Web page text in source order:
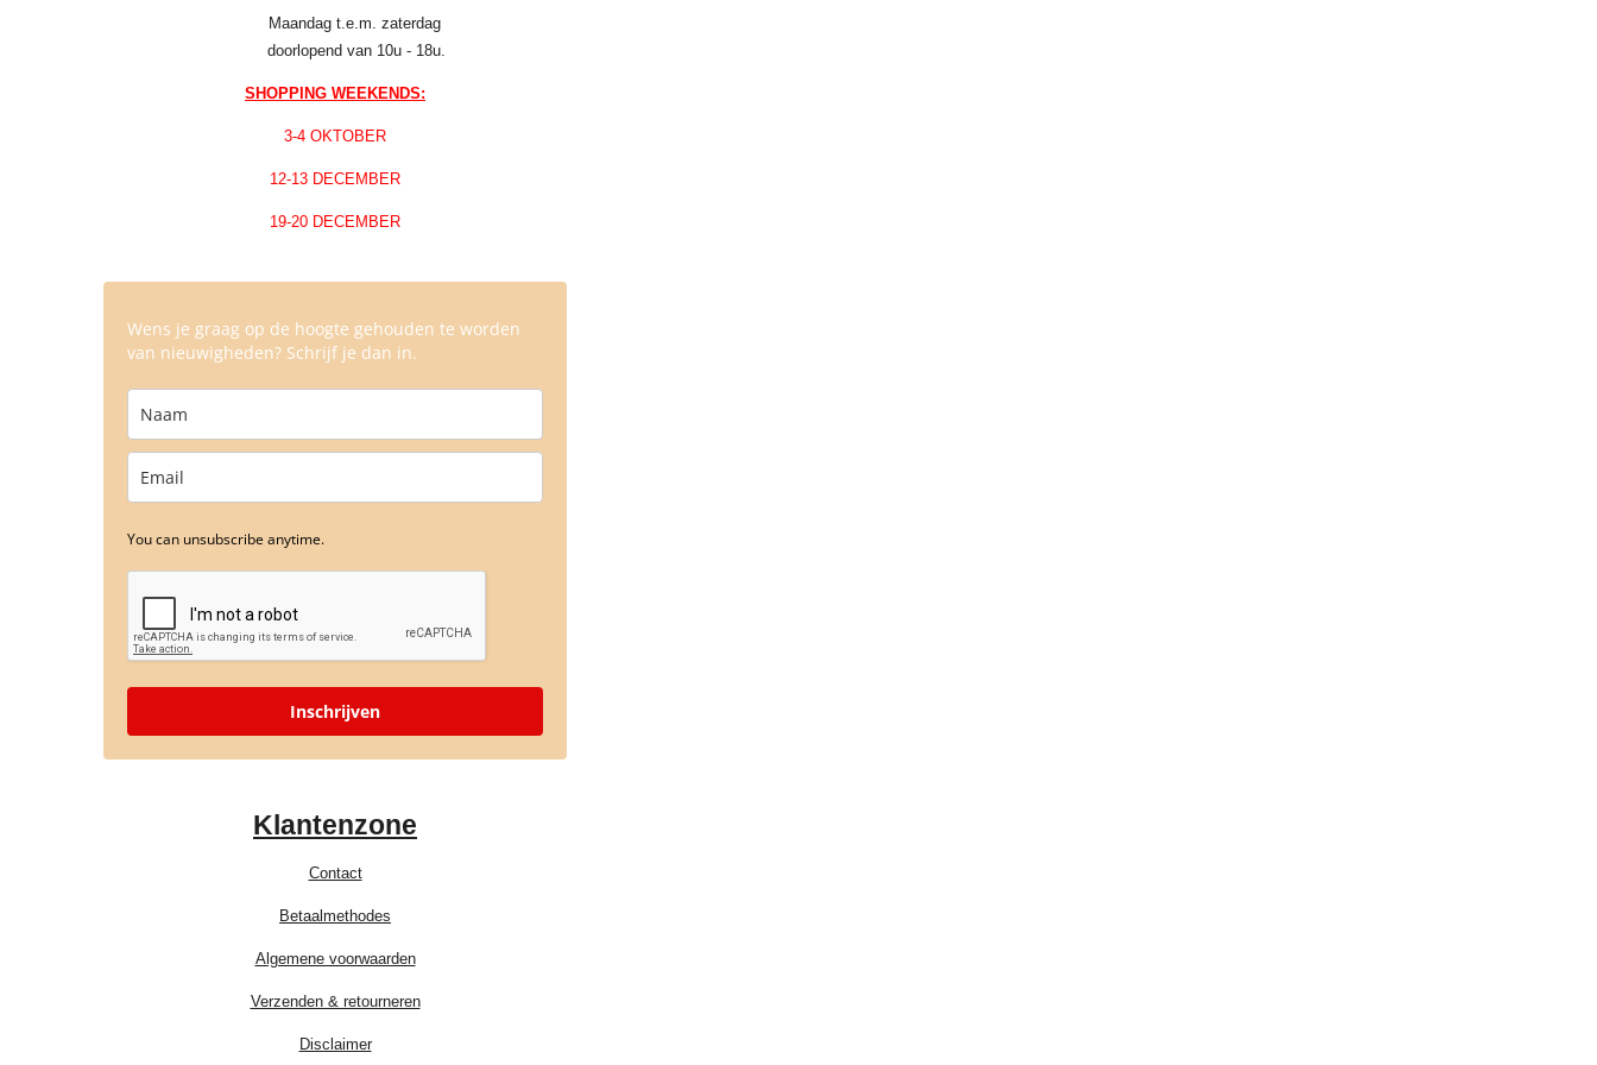
Maandag t.e.m. zaterdag
doorlopend van 10u - 18u.
SHOPPING WEEKENDS:
3-4 OKTOBER
12-13 DECEMBER
19-20 DECEMBER
Wens je graag op de hoogte gehouden te worden
van nieuwigheden? Schrijf je dan in.
You can unsubscribe anytime.
Inschrijven
Klantenzone
Contact
Betaalmethodes
Algemene voorwaarden
Verzenden & retourneren
Disclaimer